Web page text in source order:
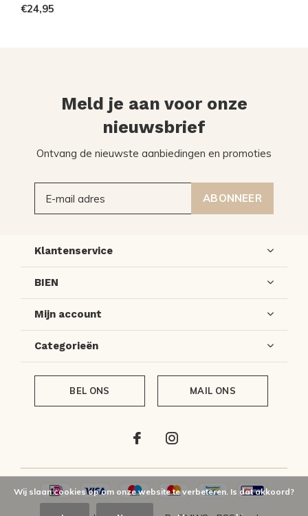
€24,95
Meld je aan voor onze
nieuwsbrief
Ontvang de nieuwste aanbiedingen en promoties
ABONNEER
Klantenservice
BIEN
Mijn account
Categorieën
BEL ONS MAIL ONS
Wij slaan cookies op om onze website te verbeteren. Is dat akkoord?